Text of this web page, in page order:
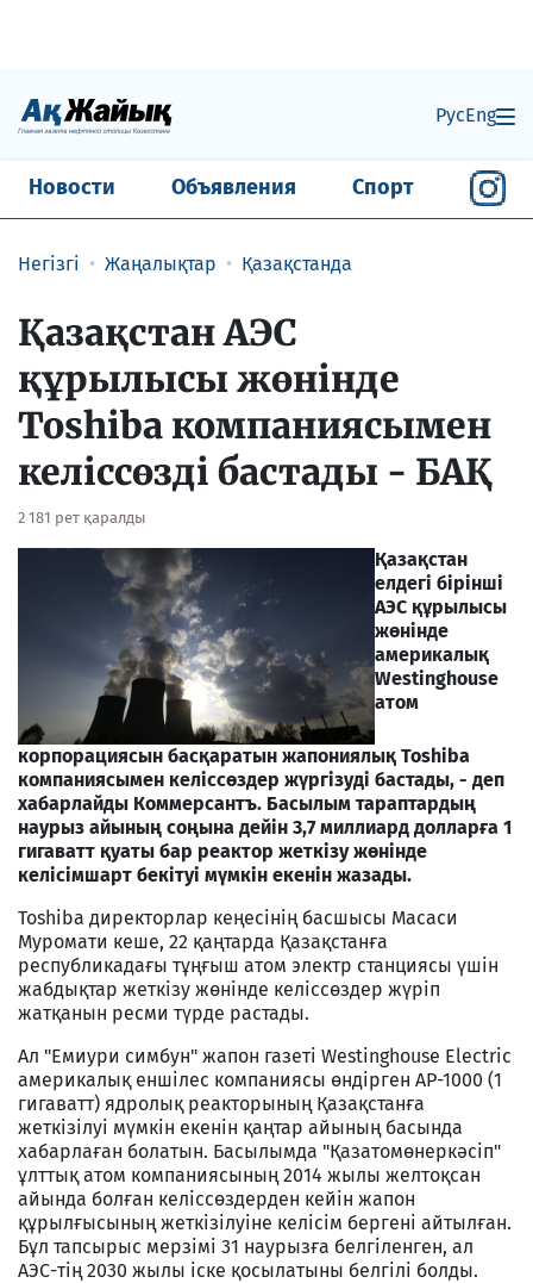
РусEng
Новости Объявления Спорт
Негізгі Жаңалықтар Қазақстанда
Қазақстан АЭС
құрылысы жөнінде
Toshiba компаниясымен
келіссөзді бастады - БАҚ
2 181 рет қаралды
Қазақстан
елдегі бірінші
АЭС құрылысы
жөнінде
америкалық
Westinghouse
атом
корпорациясын басқаратын жапониялық Toshiba
компаниясымен келіссөздер жүргізуді бастады, - деп
хабарлайды Коммерсантъ. Басылым тараптардың
наурыз айының соңына дейін 3,7 миллиард долларға 1
гигаватт қуаты бар реактор жеткізу жөнінде
келісімшарт бекітуі мүмкін екенін жазады.
Toshiba директорлар кеңесінің басшысы Масаси
Муромати кеше, 22 қаңтарда Қазақстанға
республикадағы тұңғыш атом электр станциясы үшін
жабдықтар жеткізу жөнінде келіссөздер жүріп
жатқанын ресми түрде растады.
Ал "Емиури симбун" жапон газеті Westinghouse Electric
америкалық еншілес компаниясы өндірген AP-1000 (1
гигаватт) ядролық реакторының Қазақстанға
жеткізілуі мүмкін екенін қаңтар айының басында
хабарлаған болатын. Басылымда "Қазатомөнеркәсіп"
ұлттық атом компаниясының 2014 жылы желтоқсан
айында болған келіссөздерден кейін жапон
құрылғысының жеткізілуіне келісім бергені айтылған.
Бұл тапсырыс мерзімі 31 наурызға белгіленген, ал
АЭС-тің 2030 жылы іске қосылатыны белгілі болды.